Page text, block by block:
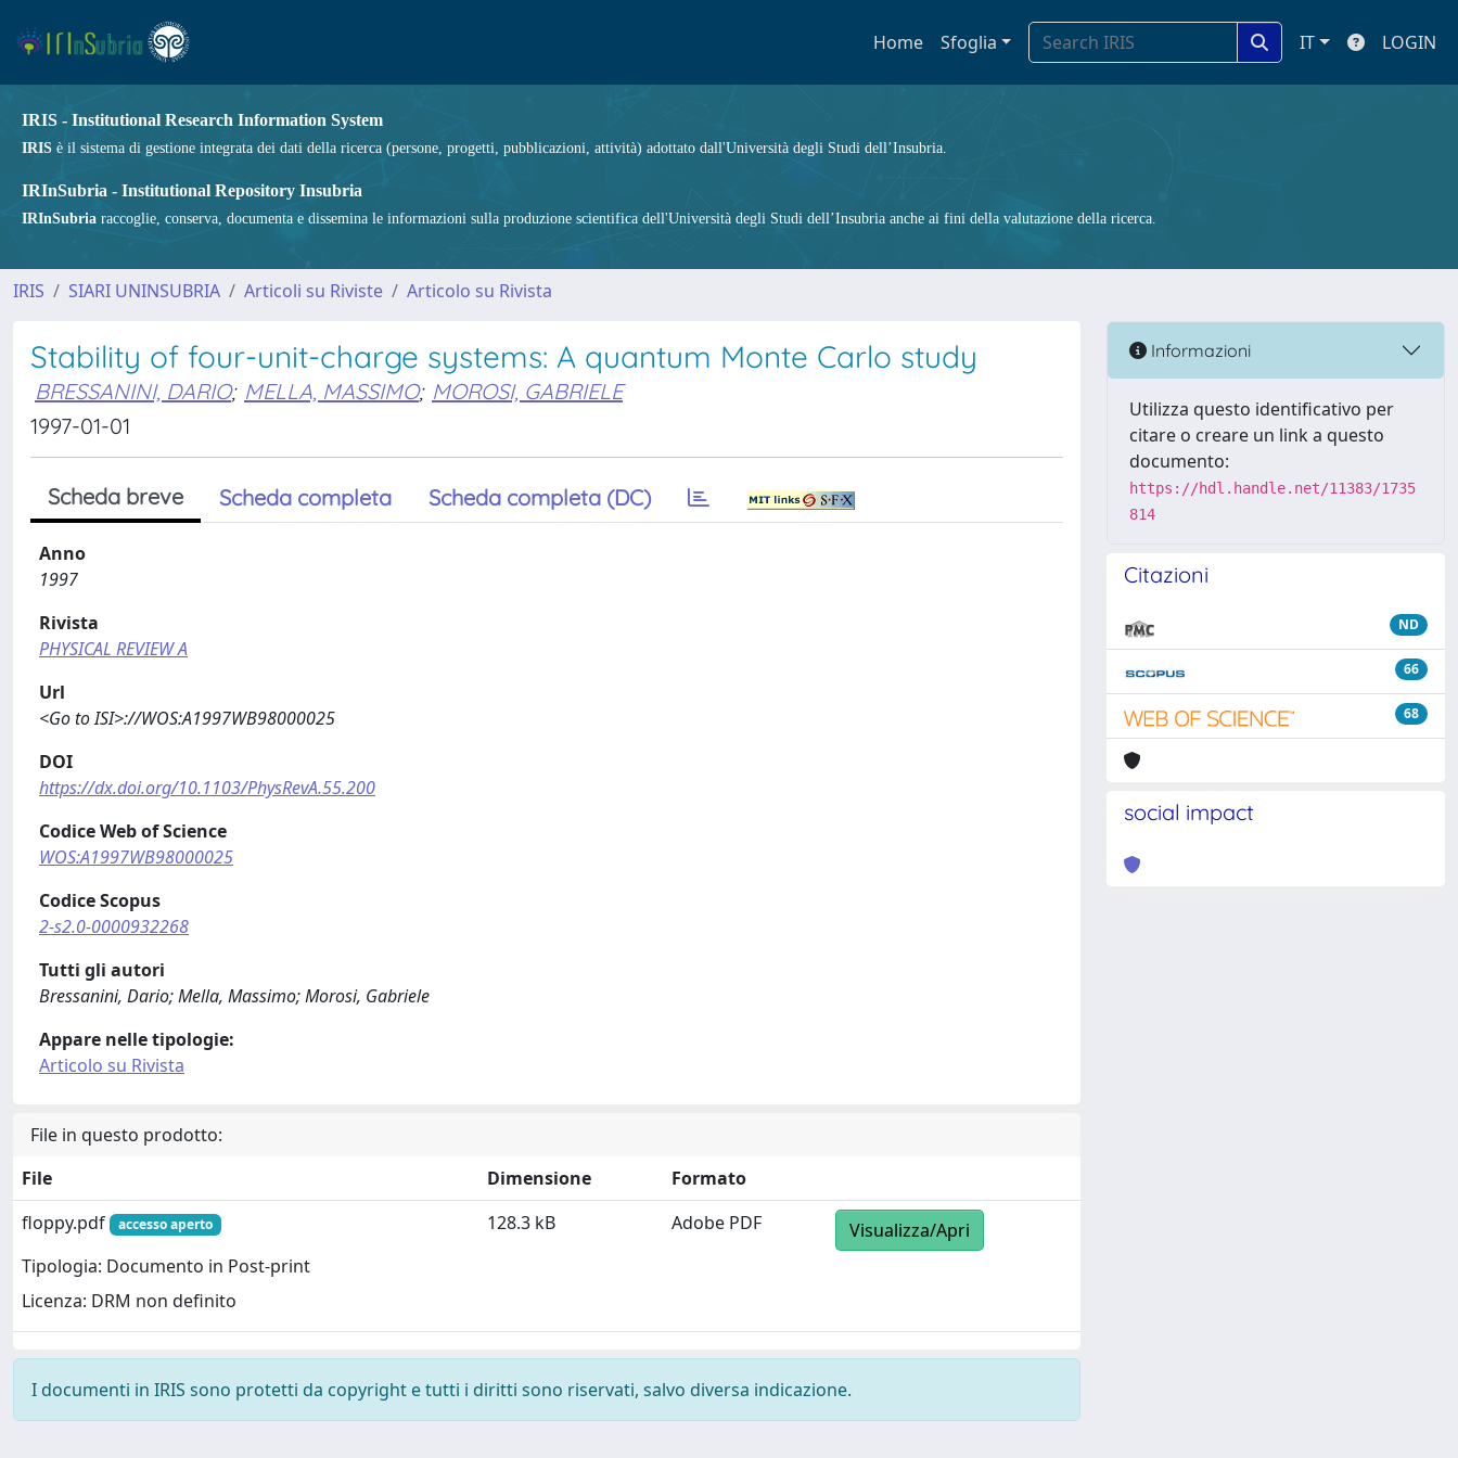
Home Sfoglia IT LOGIN
IRIS - Institutional Research Information System
IRIS è il sistema di gestione integrata dei dati della ricerca (persone, progetti, pubblicazioni, attività) adottato dall'Università degli Studi dell’Insubria.
IRInSubria - Institutional Repository Insubria
IRInSubria raccoglie, conserva, documenta e dissemina le informazioni sulla produzione scientifica dell'Università degli Studi dell’Insubria anche ai fini della valutazione della ricerca.
IRIS SIARI UNINSUBRIA Articoli su Riviste Articolo su Rivista
Stability of four-unit-charge systems: A quantum Monte Carlo study
BRESSANINI, DARIO; MELLA, MASSIMO; MOROSI, GABRIELE
1997-01-01
Scheda breve Scheda completa Scheda completa (DC)
Anno
1997
Rivista
PHYSICAL REVIEW A
Url
<Go to ISI>://WOS:A1997WB98000025
DOI
https://dx.doi.org/10.1103/PhysRevA.55.200
Codice Web of Science
WOS:A1997WB98000025
Codice Scopus
2-s2.0-0000932268
Tutti gli autori
Bressanini, Dario; Mella, Massimo; Morosi, Gabriele
Appare nelle tipologie:
Articolo su Rivista
File in questo prodotto:
File
Dimensione
Formato
floppy.pdf
accesso aperto
Tipologia: Documento in Post-print
Licenza: DRM non definito
128.3 kB Adobe PDF Visualizza/Apri
I documenti in IRIS sono protetti da copyright e tutti i diritti sono riservati, salvo diversa indicazione.
Informazioni
Utilizza questo identificativo per
citare o creare un link a questo
documento:
https://hdl.handle.net/11383/1735
814
Citazioni
ND
66
68
social impact